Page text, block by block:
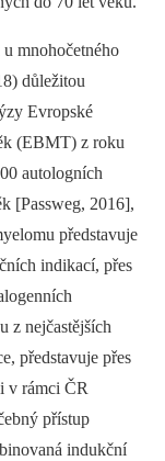
mnohočetného
důležitou
Evropské
(EBMT) z roku
autologních
[Passweg, 2016],
představuje
indikací, přes
z nejčastějších
představuje přes
v rámci ČR
přístup
indukční